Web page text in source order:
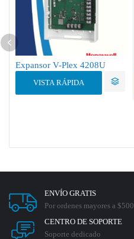
Expansor V-Plex 4208U
VISTA RÁPIDA
ENVÍO GRATIS
Por ordenes mayores a $500
CENTRO DE SOPORTE
Soporte dedicado